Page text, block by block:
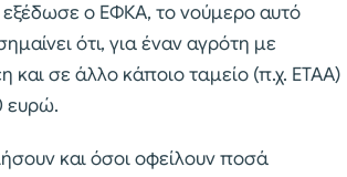
εξέδωσε ο ΕΦΚΑ, το νούμερο αυτό
ότι, για έναν αγρότη με
και σε άλλο κάποιο ταμείο (π.χ. ΕΤΑΑ)
ευρώ.
και όσοι οφείλουν ποσά